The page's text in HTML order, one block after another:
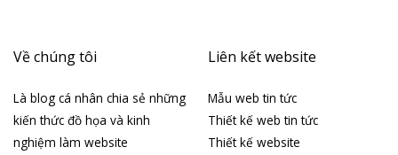
Về chúng tôi
Là blog cá nhân chia sẻ những
kiến thức đồ họa và kinh
nghiệm làm website
Liên kết website
Mẫu web tin tức
Thiết kế web tin tức
Thiết kế website